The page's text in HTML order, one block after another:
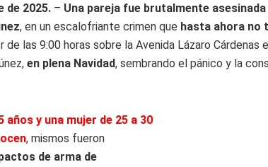
de 2025. – Una pareja fue brutalmente
, en un escalofriante crimen que hasta ahora no
las 9:00 horas sobre la Avenida Lázaro Cárdenas
en plena Navidad, sembrando el pánico y la
y una mujer de 25 a 30
, mismos fueron
de arma de